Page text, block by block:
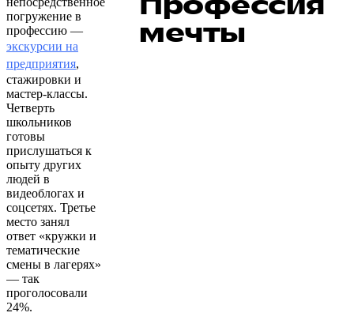
погружение в
профессию —
экскурсии на
предприятия,
стажировки и
мастер-классы.
Четверть
школьников
готовы
прислушаться к
опыту других
людей в
видеоблогах и
соцсетях. Третье
место занял
ответ «кружки и
тематические
смены в лагерях»
— так
проголосовали
24%.
мечты